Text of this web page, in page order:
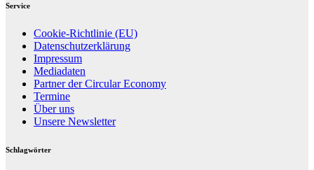
Service
Cookie-Richtlinie (EU)
Datenschutzerklärung
Impressum
Mediadaten
Partner der Circular Economy
Termine
Über uns
Unsere Newsletter
Schlagwörter